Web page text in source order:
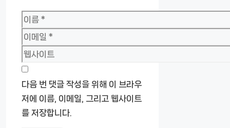
이
름
이
메
일
웹
사
이
트
다음 번 댓글 작성을 위해 이 브라우
저에 이름, 이메일, 그리고 웹사이트
를 저장합니다.